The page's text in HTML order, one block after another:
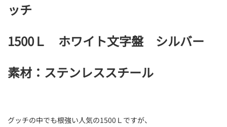
ッチ
1500Ｌ ホワイト文字盤 シルバー
素材：ステンレススチール
グッチの中でも根強い人気の1500Ｌですが、